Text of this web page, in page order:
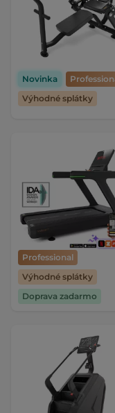
Novinka
Výhodné splátky
Professional
Výhodné splátky
Doprava zadarmo